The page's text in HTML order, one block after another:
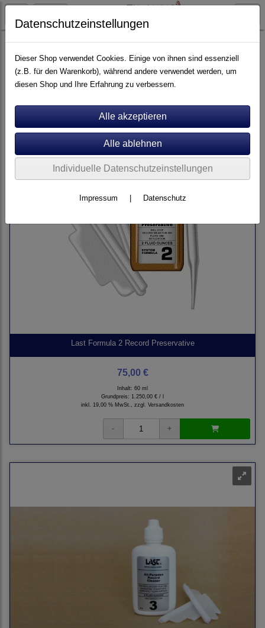
Artikel nach Marken F - O Last
Sortierung wählen
Last Formula 2 Record Preservative
75,00 €
Inhalt: 60 ml
Grundpreis: 1.250,00 € / l
inkl. 19,00 % MwSt., zzgl. Versandkosten
Datenschutzeinstellungen
Dieser Shop verwendet Cookies. Einige von ihnen sind essenziell
(z.B. für den Warenkorb), während andere verwendet werden, um
diesen Shop und Ihre Erfahrung zu verbessern.
Individuelle Datenschutzeinstellungen
Impressum Datenschutz